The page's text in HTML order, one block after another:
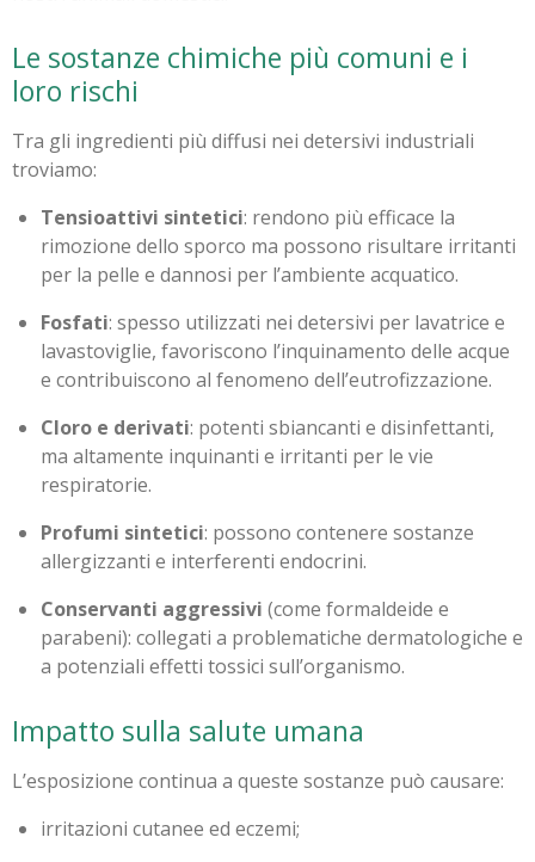
Le sostanze chimiche più comuni e i
loro rischi
Tra gli ingredienti più diffusi nei detersivi industriali
troviamo:
Tensioattivi sintetici: rendono più efficace la
rimozione dello sporco ma possono risultare irritanti
per la pelle e dannosi per l’ambiente acquatico.
Fosfati: spesso utilizzati nei detersivi per lavatrice e
lavastoviglie, favoriscono l’inquinamento delle acque
e contribuiscono al fenomeno dell’eutrofizzazione.
Cloro e derivati: potenti sbiancanti e disinfettanti,
ma altamente inquinanti e irritanti per le vie
respiratorie.
Profumi sintetici: possono contenere sostanze
allergizzanti e interferenti endocrini.
Conservanti aggressivi (come formaldeide e
parabeni): collegati a problematiche dermatologiche e
a potenziali effetti tossici sull’organismo.
Impatto sulla salute umana
L’esposizione continua a queste sostanze può causare:
irritazioni cutanee ed eczemi;